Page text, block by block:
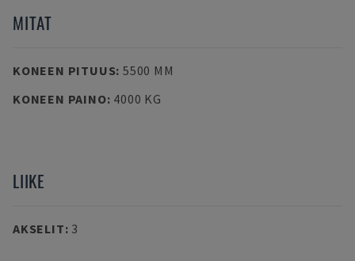
MITAT
KONEEN PITUUS: 5500 MM
KONEEN PAINO: 4000 KG
LIIKE
AKSELIT: 3